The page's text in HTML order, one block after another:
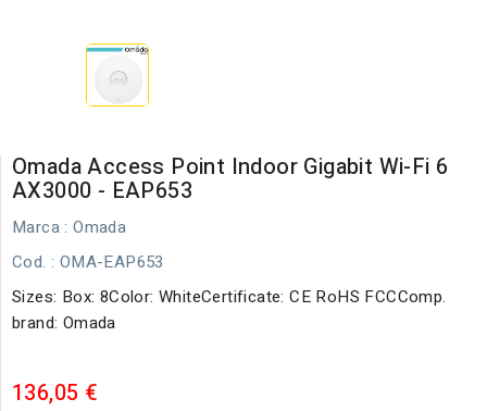
Omada Access Point Indoor Gigabit Wi-Fi 6
AX3000 - EAP653
Marca : Omada
Cod. : OMA-EAP653
Sizes: Box: 8Color: WhiteCertificate: CE RoHS FCCComp.
brand: Omada
136,05 €